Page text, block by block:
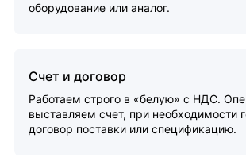
оборудование или аналог.
Счет и договор
Работаем строго в «белую» с НДС.
выставляем счет, при необходимости
договор поставки или спецификацию.